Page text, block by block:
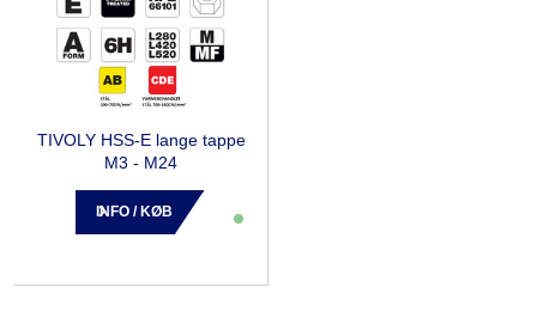
TIVOLY HSS-E lange tappe
M3 - M24
INFO / KØB